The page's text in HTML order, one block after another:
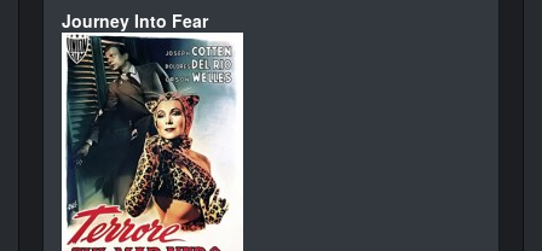
Journey Into Fear